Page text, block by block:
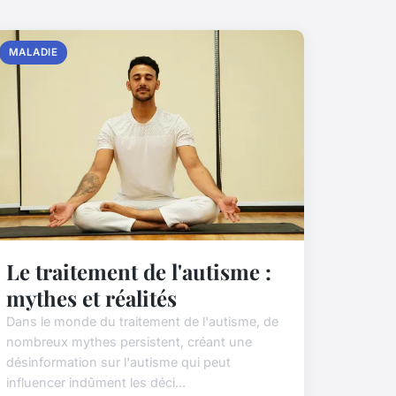
MALADIE
Le traitement de l'autisme :
mythes et réalités
Dans le monde du traitement de l'autisme, de
nombreux mythes persistent, créant une
désinformation sur l'autisme qui peut
influencer indûment les déci...